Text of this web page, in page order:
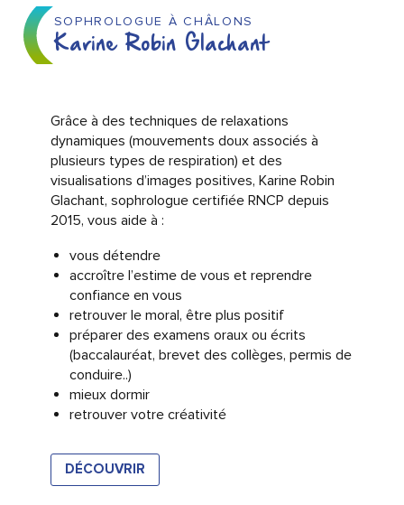
SOPHROLOGUE À CHÂLONS
Karine Robin Glachant
Grâce à des techniques de relaxations
dynamiques (mouvements doux associés à
plusieurs types de respiration) et des
visualisations d’images positives, Karine Robin
Glachant, sophrologue certifiée RNCP depuis
2015, vous aide à :
vous détendre
accroître l’estime de vous et reprendre
confiance en vous
retrouver le moral, être plus positif
préparer des examens oraux ou écrits
(baccalauréat, brevet des collèges, permis de
conduire..)
mieux dormir
retrouver votre créativité
DÉCOUVRIR